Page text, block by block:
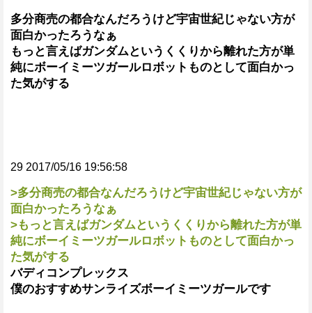
多分商売の都合なんだろうけど宇宙世紀じゃない方が
面白かったろうなぁ
もっと言えばガンダムというくくりから離れた方が単
純にボーイミーツガールロボットものとして面白かっ
た気がする
29 2017/05/16 19:56:58
>多分商売の都合なんだろうけど宇宙世紀じゃない方が
面白かったろうなぁ
>もっと言えばガンダムというくくりから離れた方が単
純にボーイミーツガールロボットものとして面白かっ
た気がする
バディコンプレックス
僕のおすすめサンライズボーイミーツガールです